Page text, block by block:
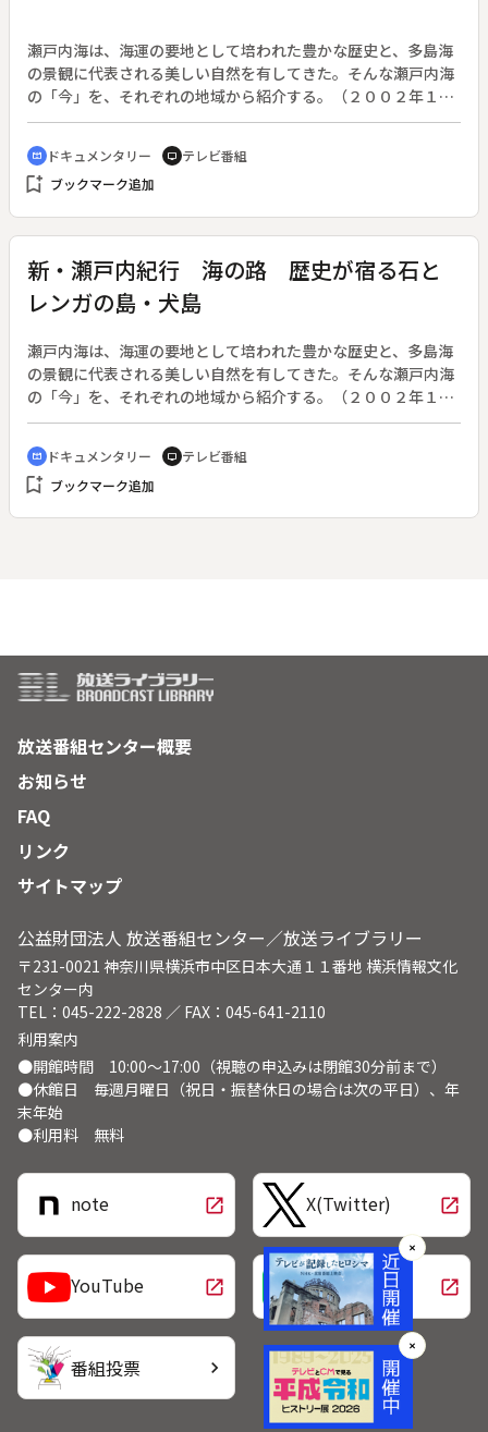
瀬戸内海は、海運の要地として培われた豊かな歴史と、多島海
の景観に代表される美しい自然を有してきた。そんな瀬戸内海
の「今」を、それぞれの地域から紹介する。（２００２年１０
月７日・２００３年９月２２日、全５０回）◆この回は「浜問
屋の初市」。
cinematic_blur ドキュメンタリー tv テレビ番組
bookmark_add ブックマーク追加
新・瀬戸内紀行 海の路 歴史が宿る石と
レンガの島・犬島
瀬戸内海は、海運の要地として培われた豊かな歴史と、多島海
の景観に代表される美しい自然を有してきた。そんな瀬戸内海
の「今」を、それぞれの地域から紹介する。（２００２年１０
月７日・２００３年９月２２日、全５０回）◆この回は「歴史
が宿る石とレンガの島・犬島」。
cinematic_blur ドキュメンタリー tv テレビ番組
bookmark_add ブックマーク追加
放送番組センター概要
お知らせ
FAQ
リンク
サイトマップ
公益財団法人 放送番組センター／放送ライブラリー
〒231-0021 神奈川県横浜市中区日本大通１１番地 横浜情報文化
センター内
TEL：045-222-2828 ／ FAX：045-641-2110
利用案内
●開館時間 10:00～17:00（視聴の申込みは閉館30分前まで）
●休館日 毎週月曜日（祝日・振替休日の場合は次の平日）、年
末年始
●利用料 無料
note open_in_new X(Twitter) open_in_new
YouTube open_in_new LINE open_in_new
番組投票 chevron_right
✕
✕